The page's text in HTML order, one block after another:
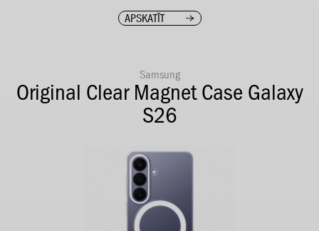
APSKATĪT
Samsung
Original Clear Magnet Case Galaxy
S26